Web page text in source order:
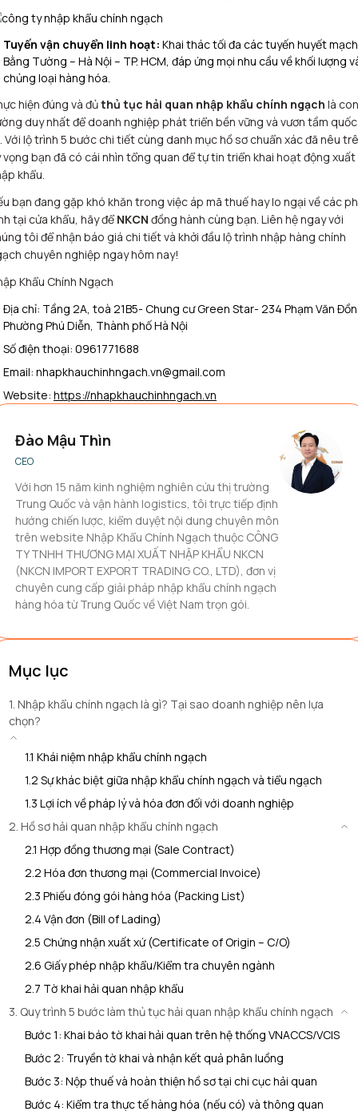
Tuyến vận chuyển linh hoạt: Khai thác tối đa các tuyến huyết mạch
Bằng Tường – Hà Nội – TP. HCM, đáp ứng mọi nhu cầu về khối lượng
chủng loại hàng hóa.
hiện đúng và đủthủ tục hải quan nhập khẩu chính ngạch là con
duy nhất để doanh nghiệp phát triển bền vững và vươn tầm quốc
Với lộ trình 5 bước chi tiết cùng danh mục hồ sơ chuẩn xác đã nêu
vọng bạn đã có cái nhìn tổng quan để tự tin triển khai hoạt động xuất
khẩu.
bạn đang gặp khó khăn trong việc áp mã thuế hay lo ngại về các
tại cửa khẩu, hãy để NKCN đồng hành cùng bạn. Liên hệ ngay với
tôi để nhận báo giá chi tiết và khởi đầu lộ trình nhập hàng chính
chuyên nghiệp ngay hôm nay!
Khẩu Chính Ngạch
Địa chỉ: Tầng 2A, toà 21B5- Chung cư Green Star- 234 Phạm Văn
Phường Phú Diễn, Thành phố Hà Nội
Số điện thoại: 0961771688
Email: nhapkhauchinhngach.vn@gmail.com
Website: https://nhapkhauchinhngach.vn
Đào Mậu Thìn
CEO
Với hơn 15 năm kinh nghiệm nghiên cứu thị trường
Trung Quốc và vận hành logistics, tôi trực tiếp định
hướng chiến lược, kiểm duyệt nội dung chuyên môn
trên website Nhập Khẩu Chính Ngạch thuộc CÔNG
TY TNHH THƯƠNG MẠI XUẤT NHẬP KHẨU NKCN
(NKCN IMPORT EXPORT TRADING CO., LTD), đơn vị
chuyên cung cấp giải pháp nhập khẩu chính ngạch
hàng hóa từ Trung Quốc về Việt Nam trọn gói.
Mục lục
1. Nhập khẩu chính ngạch là gì? Tại sao doanh nghiệp nên lựa
chọn?
1.1 Khái niệm nhập khẩu chính ngạch
1.2 Sự khác biệt giữa nhập khẩu chính ngạch và tiểu ngạch
1.3 Lợi ích về pháp lý và hóa đơn đối với doanh nghiệp
2. Hồ sơ hải quan nhập khẩu chính ngạch
2.1 Hợp đồng thương mại (Sale Contract)
2.2 Hóa đơn thương mại (Commercial Invoice)
2.3 Phiếu đóng gói hàng hóa (Packing List)
2.4 Vận đơn (Bill of Lading)
2.5 Chứng nhận xuất xứ (Certificate of Origin – C/O)
2.6 Giấy phép nhập khẩu/Kiểm tra chuyên ngành
2.7 Tờ khai hải quan nhập khẩu
3. Quy trình 5 bước làm thủ tục hải quan nhập khẩu chính ngạch
Bước 1: Khai báo tờ khai hải quan trên hệ thống VNACCS/VCIS
Bước 2: Truyền tờ khai và nhận kết quả phân luồng
Bước 3: Nộp thuế và hoàn thiện hồ sơ tại chi cục hải quan
Bước 4: Kiểm tra thực tế hàng hóa (nếu có) và thông quan